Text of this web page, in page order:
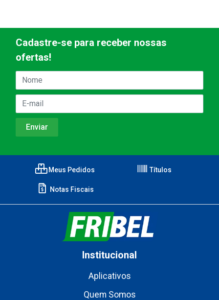
Cadastre-se para receber nossas
ofertas!
Meus Pedidos Títulos
Notas Fiscais
Institucional
Aplicativos
Quem Somos